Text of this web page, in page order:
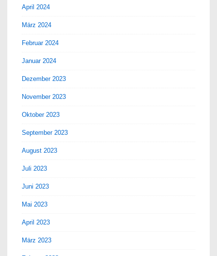
April 2024
März 2024
Februar 2024
Januar 2024
Dezember 2023
November 2023
Oktober 2023
September 2023
August 2023
Juli 2023
Juni 2023
Mai 2023
April 2023
März 2023